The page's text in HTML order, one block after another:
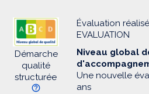
Démarche
qualité
structurée
Évaluation
EVALUATION
Niveau global
Une nouvelle
ans